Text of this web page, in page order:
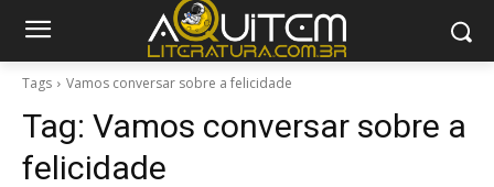
Tags Vamos conversar sobre a felicidade
Tag: Vamos conversar sobre a
felicidade